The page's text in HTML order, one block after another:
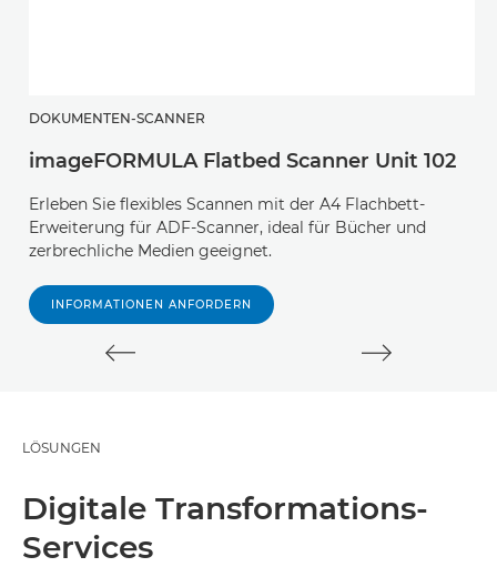
DOKUMENTEN-SCANNER
imageFORMULA Flatbed Scanner Unit 102
Erleben Sie flexibles Scannen mit der A4 Flachbett-
Erweiterung für ADF-Scanner, ideal für Bücher und
zerbrechliche Medien geeignet.
INFORMATIONEN ANFORDERN
LÖSUNGEN
Digitale Transformations-
Services